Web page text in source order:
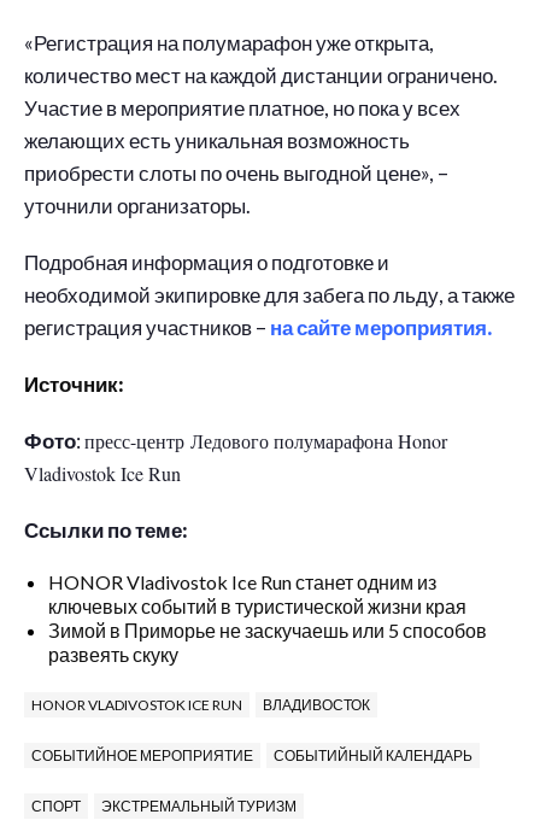
«Регистрация на полумарафон уже открыта,
количество мест на каждой дистанции ограничено.
Участие в мероприятие платное, но пока у всех
желающих есть уникальная возможность
приобрести слоты по очень выгодной цене», –
уточнили организаторы.
Подробная информация о подготовке и
необходимой экипировке для забега по льду, а также
регистрация участников – на сайте мероприятия.
Источник:
Фото:пресс-центр Ледового полумарафона Honor
Vladivostok Ice Run
Ссылки по теме:
HONOR Vladivostok Ice Run станет одним из
ключевых событий в туристической жизни края
Зимой в Приморье не заскучаешь или 5 способов
развеять скуку
HONOR VLADIVOSTOK ICE RUN ВЛАДИВОСТОК
СОБЫТИЙНОЕ МЕРОПРИЯТИЕ СОБЫТИЙНЫЙ КАЛЕНДАРЬ
СПОРТ ЭКСТРЕМАЛЬНЫЙ ТУРИЗМ